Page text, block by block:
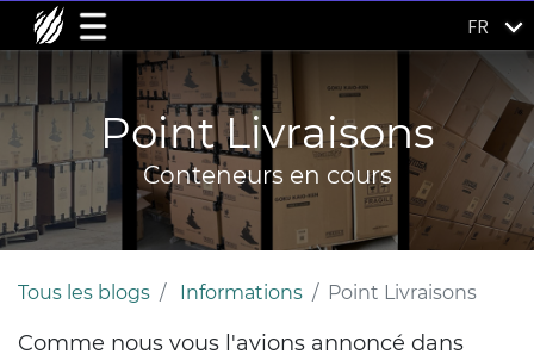
FR
Point Livraisons
Conteneurs en cours
Tous les blogs Informations Point Livraisons
Comme nous vous l'avions annoncé dans